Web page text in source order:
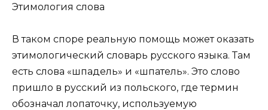
Этимология слова
В таком споре реальную помощь может оказать
этимологический словарь русского языка. Там
есть слова «шпадель» и «шпатель». Это слово
пришло в русский из польского, где термин
обозначал лопаточку, используемую